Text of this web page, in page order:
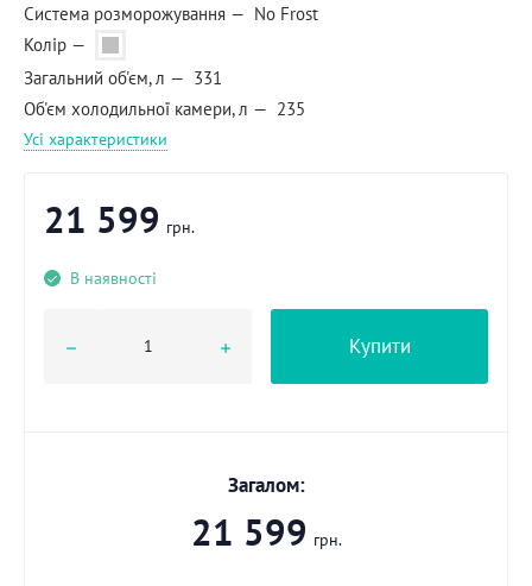
Система розморожування
No Frost
Колір
Загальний об'єм, л
331
Об'єм холодильної камери, л
235
Усі характеристики
21 599 грн.
В наявності
Купити
Загалом:
21 599 грн.